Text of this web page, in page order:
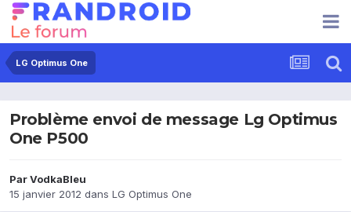
LG Optimus One
Problème envoi de message Lg Optimus
One P500
ParVodkaBleu
15 janvier 2012 dans LG Optimus One